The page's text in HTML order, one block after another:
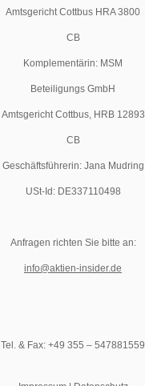
Amtsgericht Cottbus HRA 3800
CB
Komplementärin: MSM
Beteiligungs GmbH
Amtsgericht Cottbus, HRB 12893
CB
Geschäftsführerin: Jana Mudring
USt-Id: DE337110498
Anfragen richten Sie bitte an:
info@aktien-insider.de
Tel. & Fax: +49 355 – 547881559